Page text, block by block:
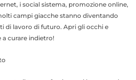
i social sistema, promozione online,
campi giacche stanno diventando
di lavoro di futuro. Apri gli occhi e
a curare indietro!